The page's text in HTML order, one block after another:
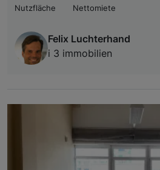
Nutzfläche
Nettomiete
Felix Luchterhand
i 3 immobilien